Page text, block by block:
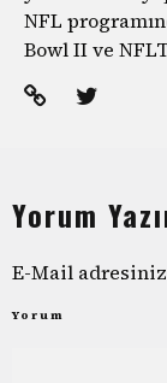
NFL
Bowl II ve
Yorum
E-Mail adresiniz
Yorum